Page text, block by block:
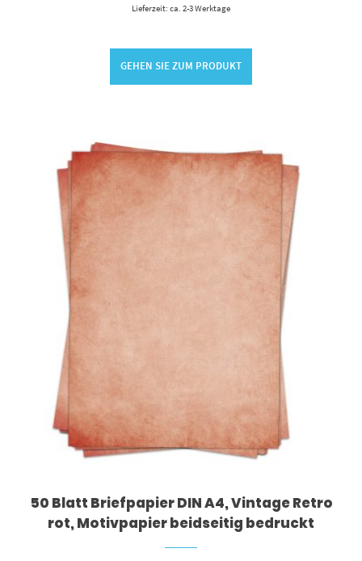
Lieferzeit: ca. 2-3 Werktage
GEHEN SIE ZUM PRODUKT
50 Blatt Briefpapier DIN A4, Vintage Retro
rot, Motivpapier beidseitig bedruckt